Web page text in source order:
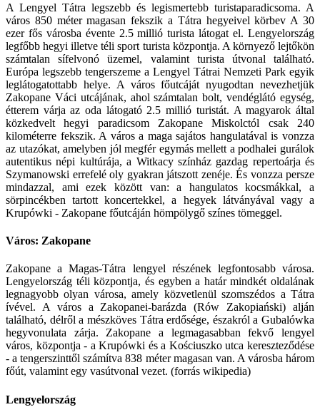
A Lengyel Tátra legszebb és legismertebb turistaparadicsoma. A
város 850 méter magasan fekszik a Tátra hegyeivel körbev A 30
ezer fős városba évente 2.5 millió turista látogat el. Lengyelország
legfőbb hegyi illetve téli sport turista központja. A környező lejtőkön
számtalan sífelvonó üzemel, valamint turista útvonal található.
Európa legszebb tengerszeme a Lengyel Tátrai Nemzeti Park egyik
leglátogatottabb helye. A város főutcáját nyugodtan nevezhetjük
Zakopane Váci utcájának, ahol számtalan bolt, vendéglátó egység,
étterem várja az oda látogató 2.5 millió turistát. A magyarok által
közkedvelt hegyi paradicsom Zakopane Miskolctól csak 240
kilométerre fekszik. A város a maga sajátos hangulatával is vonzza
az utazókat, amelyben jól megfér egymás mellett a podhalei gurálok
autentikus népi kultúrája, a Witkacy színház gazdag repertoárja és
Szymanowski errefelé oly gyakran játszott zenéje. És vonzza persze
mindazzal, ami ezek között van: a hangulatos kocsmákkal, a
sörpincékben tartott koncertekkel, a hegyek látványával vagy a
Krupówki - Zakopane főutcáján hömpölygő színes tömeggel.
Város: Zakopane
Zakopane a Magas-Tátra lengyel részének legfontosabb városa.
Lengyelország téli központja, és egyben a határ mindkét oldalának
legnagyobb olyan városa, amely közvetlenül szomszédos a Tátra
ívével. A város a Zakopanei-barázda (Rów Zakopiański) alján
található, délről a mészköves Tátra erdősége, északról a Gubalówka
hegyvonulata zárja. Zakopane a legmagasabban fekvő lengyel
város, központja - a Krupówki és a Kościuszko utca kereszteződése
- a tengerszinttől számítva 838 méter magasan van. A városba három
főút, valamint egy vasútvonal vezet. (forrás wikipedia)
Lengyelország